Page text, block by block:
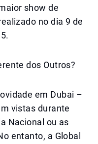
show de
no dia 9 de
dos Outros?
em Dubai –
vistas durante
Nacional ou as
entanto, a Global